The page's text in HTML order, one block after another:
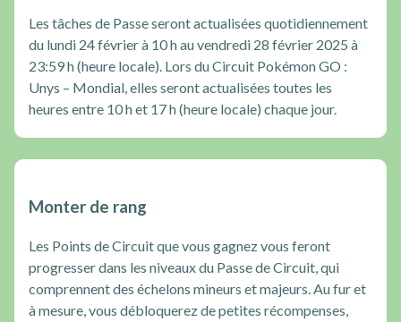
Les tâches de Passe seront actualisées quotidiennement
du lundi 24 février à 10 h au vendredi 28 février 2025 à
23:59 h (heure locale). Lors du Circuit Pokémon GO :
Unys – Mondial, elles seront actualisées toutes les
heures entre 10 h et 17 h (heure locale) chaque jour.
Monter de rang
Les Points de Circuit que vous gagnez vous feront
progresser dans les niveaux du Passe de Circuit, qui
comprennent des échelons mineurs et majeurs. Au fur et
à mesure, vous débloquerez de petites récompenses,